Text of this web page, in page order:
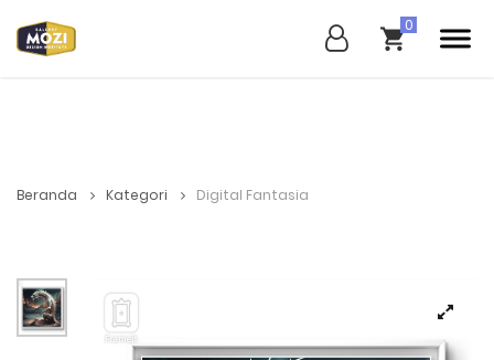
Beranda Kategori Digital Fantasia